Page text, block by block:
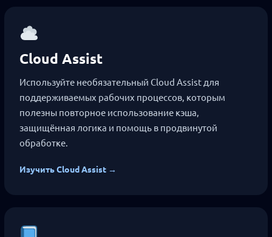
Cloud Assist
Используйте необязательный Cloud Assist для
поддерживаемых рабочих процессов, которым
полезны повторное использование кэша,
защищённая логика и помощь в продвинутой
обработке.
Изучить Cloud Assist →